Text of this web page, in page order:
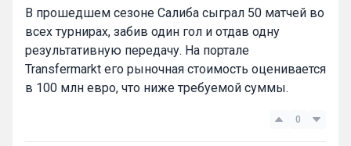
В прошедшем сезоне Салиба сыграл 50 матчей во
всех турнирах, забив один гол и отдав одну
результативную передачу. На портале
Transfermarkt его рыночная стоимость оценивается
в 100 млн евро, что ниже требуемой суммы.
0